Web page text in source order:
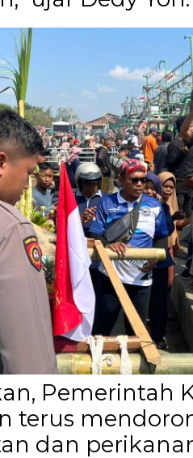
Pemerintah
terus
dan